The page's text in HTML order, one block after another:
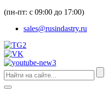
(пн-пт: с 09:00 до 17:00)
sales@rusindastry.ru